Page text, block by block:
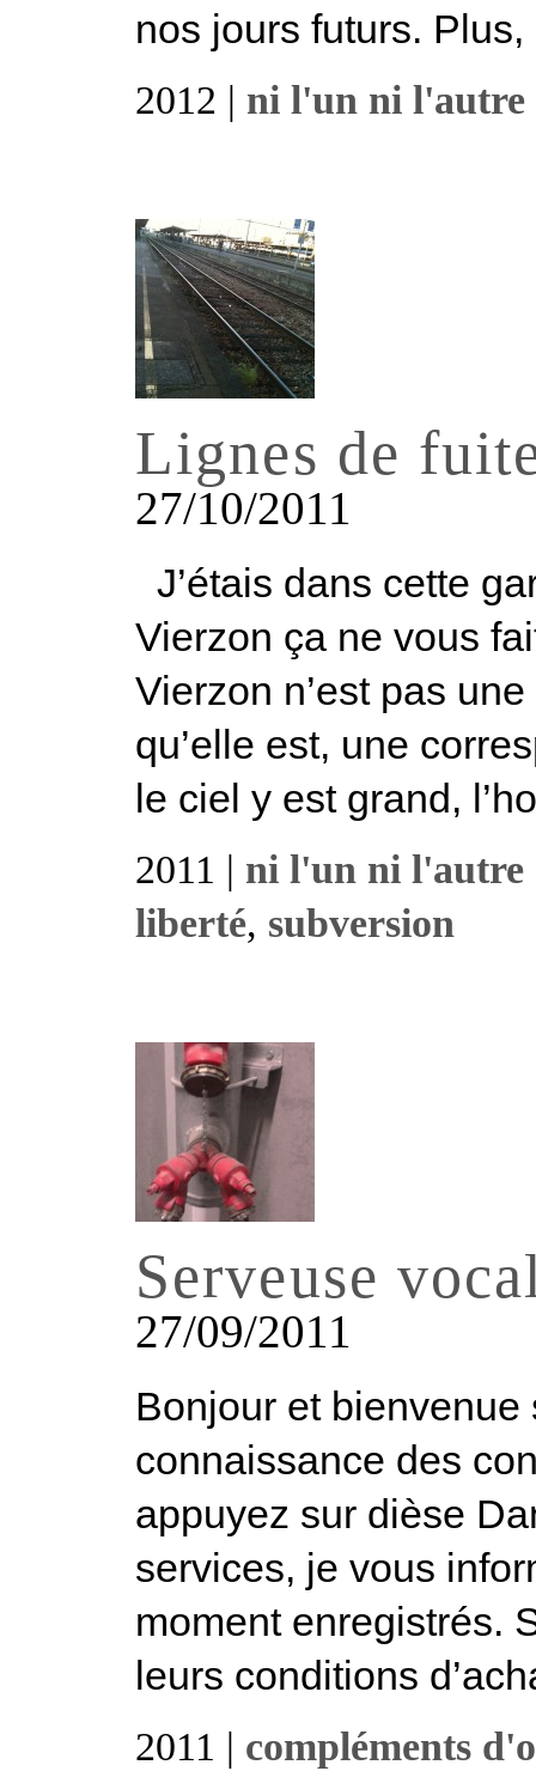
nos jours futurs.
2012 | ni l'un ni l'autre
Lignes de
27/10/2011
J’étais dans cette
Vierzon ça ne vous
Vierzon n’est pas
qu’elle est, une
le ciel y est grand,
2011 | ni l'un ni l'autre
liberté, subversion
Serveuse
27/09/2011
Bonjour et bienvenue
connaissance des
appuyez sur dièse
services, je vous
moment enregistrés.
leurs conditions
2011 | compléments